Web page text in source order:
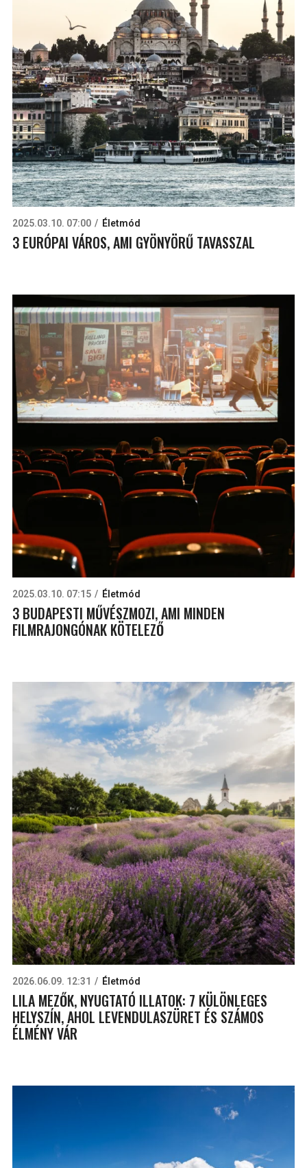
2025.03.10. 07:00 Életmód
3 EURÓPAI VÁROS, AMI GYÖNYÖRŰ TAVASSZAL
2025.03.10. 07:15 Életmód
3 BUDAPESTI MŰVÉSZMOZI, AMI MINDEN
FILMRAJONGÓNAK KÖTELEZŐ
2026.06.09. 12:31 Életmód
LILA MEZŐK, NYUGTATÓ ILLATOK: 7 KÜLÖNLEGES
HELYSZÍN, AHOL LEVENDULASZÜRET ÉS SZÁMOS
ÉLMÉNY VÁR